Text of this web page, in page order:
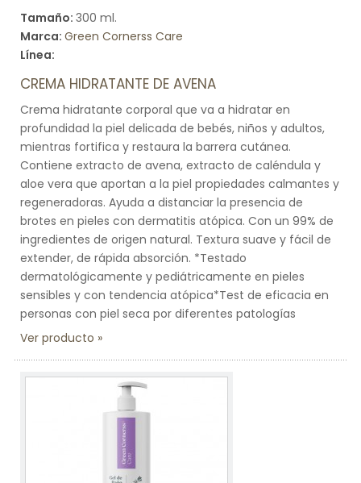
Tamaño: 300 ml.
Marca: Green Cornerss Care
Línea:
CREMA HIDRATANTE DE AVENA
Crema hidratante corporal que va a hidratar en
profundidad la piel delicada de bebés, niños y adultos,
mientras fortifica y restaura la barrera cutánea.
Contiene extracto de avena, extracto de caléndula y
aloe vera que aportan a la piel propiedades calmantes y
regeneradoras. Ayuda a distanciar la presencia de
brotes en pieles con dermatitis atópica. Con un 99% de
ingredientes de origen natural. Textura suave y fácil de
extender, de rápida absorción. *Testado
dermatológicamente y pediátricamente en pieles
sensibles y con tendencia atópica*Test de eficacia en
personas con piel seca por diferentes patologías
Ver producto